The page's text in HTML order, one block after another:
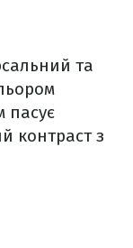
та
пасує
контраст з